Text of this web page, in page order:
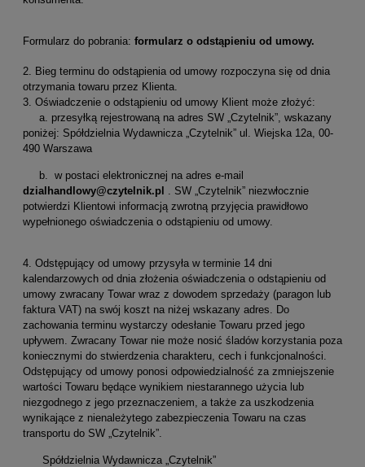
Formularz do pobrania: formularz o odstąpieniu od umowy.
2. Bieg terminu do odstąpienia od umowy rozpoczyna się od dnia
otrzymania towaru przez Klienta.
3. Oświadczenie o odstąpieniu od umowy Klient może złożyć:
a. przesyłką rejestrowaną na adres SW „Czytelnik”, wskazany
poniżej: Spółdzielnia Wydawnicza „Czytelnik” ul. Wiejska 12a, 00-
490 Warszawa
b. w postaci elektronicznej na adres e-mail
dzialhandlowy@czytelnik.pl
. SW „Czytelnik” niezwłocznie
potwierdzi Klientowi informacją zwrotną przyjęcia prawidłowo
wypełnionego oświadczenia o odstąpieniu od umowy.
4. Odstępujący od umowy przysyła w terminie 14 dni
kalendarzowych od dnia złożenia oświadczenia o odstąpieniu od
umowy zwracany Towar wraz z dowodem sprzedaży (paragon lub
faktura VAT) na swój koszt na niżej wskazany adres. Do
zachowania terminu wystarczy odesłanie Towaru przed jego
upływem. Zwracany Towar nie może nosić śladów korzystania poza
koniecznymi do stwierdzenia charakteru, cech i funkcjonalności.
Odstępujący od umowy ponosi odpowiedzialność za zmniejszenie
wartości Towaru będące wynikiem niestarannego użycia lub
niezgodnego z jego przeznaczeniem, a także za uszkodzenia
wynikające z nienależytego zabezpieczenia Towaru na czas
transportu do SW „Czytelnik”.
Spółdzielnia Wydawnicza „Czytelnik”